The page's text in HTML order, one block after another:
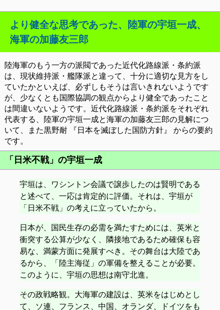
より健全な思考であった、陸軍の宇垣一成、
海軍の加藤友三郎
陸海軍のもう一方の派閥であった近代化路線派・条約派
は、現状維持派・艦隊派と違って、十分に適切な見方をし
ていたかといえば、必ずしもそうは言いきれないようです
が、少なくとも国際協調の観点からより健全であったこと
は間違いないようです。近代化路線派・条約派をそれぞれ
代表する、陸軍の宇垣一成と海軍の加藤友三郎の見解につ
いて、また黒野耐 『日本を滅ぼした国防方針』 からの要約
です。
「日米不戦」の宇垣一成
宇垣は、ワシントン会議で譲歩したのは賢明である
と述べて、一応は肯定的に評価。それは、宇垣が
「日米不戦」の考えに立っていたから。
日本が、国民生存の必需を満たすためには、英米と
衝突する公算が少なく、隣接地であるため確保も容
易な、満蒙方面に発展すべき。その舞台は大陸であ
るから、「陸主海従」の軍備を整えることが必要。
このように、宇垣の思想は南守北進。
その政戦略観。大海軍の建設は、英米をはじめとし
て、ソ連、フランス、中国、オランダ、ドイツをも